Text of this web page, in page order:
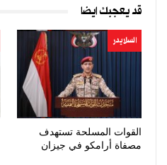
قد يعجبك ايضا
السلايدر
القوات المسلحة تستهدف
مصفاة أرامكو في جيزان